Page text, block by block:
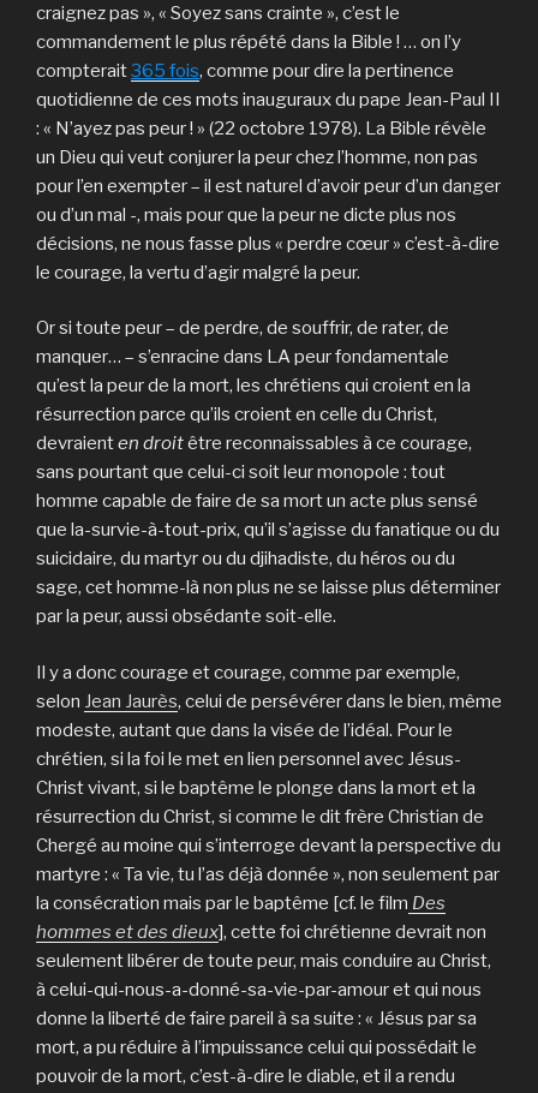
craignez pas », « Soyez sans crainte », c’est le
commandement le plus répété dans la Bible ! … on l’y
compterait365 fois, comme pour dire la pertinence
quotidienne de ces mots inauguraux du pape Jean-Paul II
: « N’ayez pas peur ! » (22 octobre 1978). La Bible révèle
un Dieu qui veut conjurer la peur chez l’homme, non pas
pour l’en exempter – il est naturel d’avoir peur d’un danger
ou d’un mal -, mais pour que la peur ne dicte plus nos
décisions, ne nous fasse plus « perdre cœur » c’est-à-dire
le courage, la vertu d’agir malgré la peur.
Or si toute peur – de perdre, de souffrir, de rater, de
manquer… – s’enracine dans LA peur fondamentale
qu’est la peur de la mort, les chrétiens qui croient en la
résurrection parce qu’ils croient en celle du Christ,
devraienten droitêtre reconnaissables à ce courage,
sans pourtant que celui-ci soit leur monopole : tout
homme capable de faire de sa mort un acte plus sensé
que la-survie-à-tout-prix, qu’il s’agisse du fanatique ou du
suicidaire, du martyr ou du djihadiste, du héros ou du
sage, cet homme-là non plus ne se laisse plus déterminer
par la peur, aussi obsédante soit-elle.
Il y a donc courage et courage, comme par exemple,
selon Jean Jaurès, celui de persévérer dans le bien, même
modeste, autant que dans la visée de l’idéal. Pour le
chrétien, si la foi le met en lien personnel avec Jésus-
Christ vivant, si le baptême le plonge dans la mort et la
résurrection du Christ, si comme le dit frère Christian de
Chergé au moine qui s’interroge devant la perspective du
martyre : « Ta vie, tu l’as déjà donnée », non seulement par
la consécration mais par le baptême [cf. le film Des
hommes et des dieux], cette foi chrétienne devrait non
seulement libérer de toute peur, mais conduire au Christ,
à celui-qui-nous-a-donné-sa-vie-par-amour et qui nous
donne la liberté de faire pareil à sa suite : « Jésus par sa
mort, a pu réduire à l’impuissance celui qui possédait le
pouvoir de la mort, c’est-à-dire le diable, et il a rendu